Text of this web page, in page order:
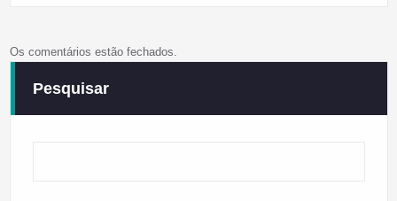
Os comentários estão fechados.
Pesquisar